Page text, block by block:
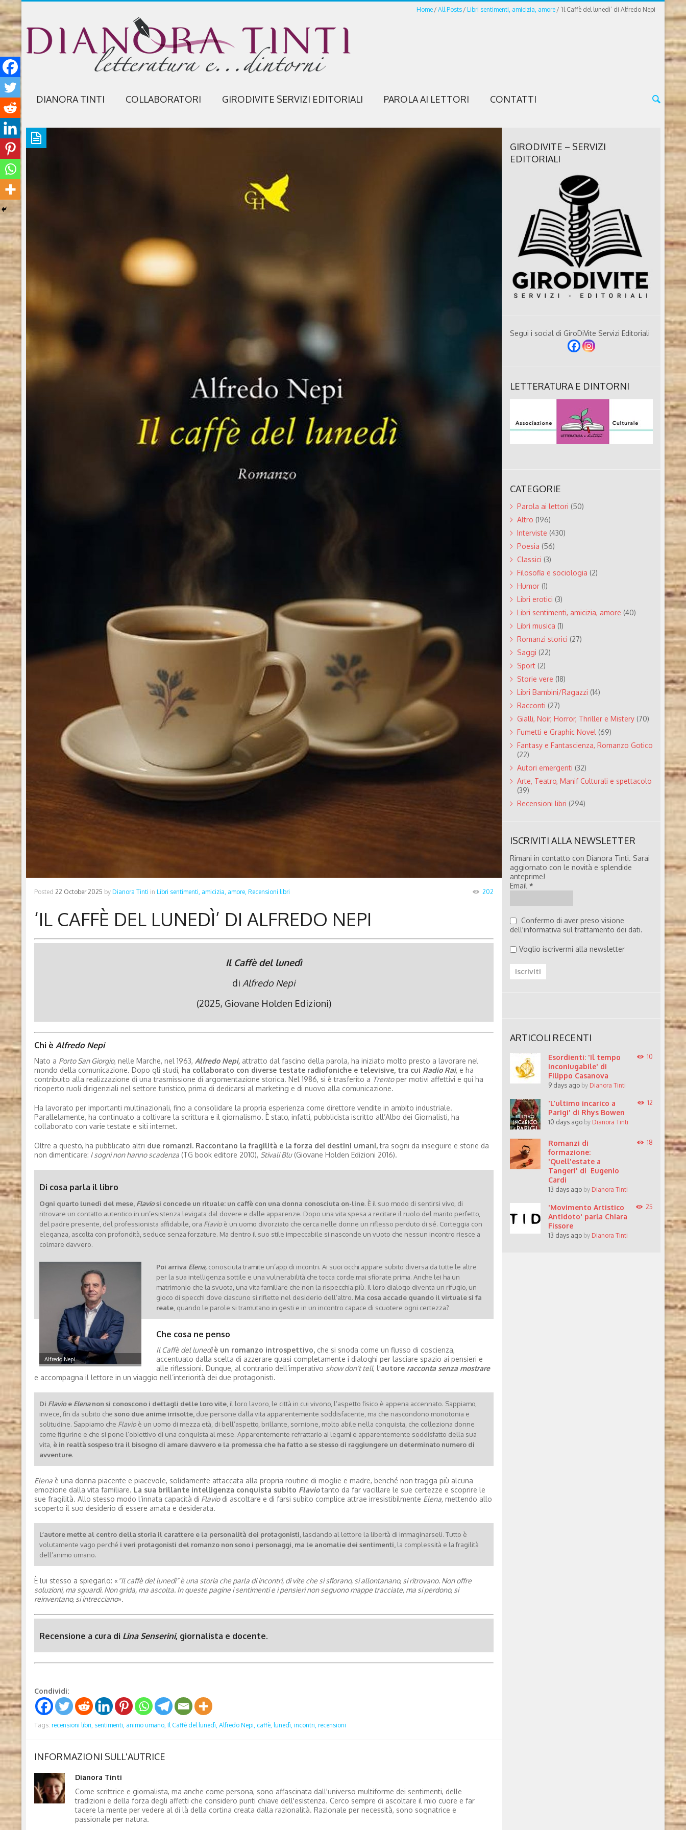
Home All Posts Libri sentimenti, amicizia, amore ‘Il Caffè del lunedì’ di Alfredo Nepi
DIANORA TINTI COLLABORATORI GIRODIVITE SERVIZI EDITORIALI PAROLA AI LETTORI CONTATTI
Posted 22 October 2025 by Dianora Tinti in Libri sentimenti, amicizia, amore, Recensioni libri 202
‘IL CAFFÈ DEL LUNEDÌ’ DI ALFREDO NEPI
Il Caffè del lunedì
di Alfredo Nepi
(2025, Giovane Holden Edizioni)
Chi è Alfredo Nepi
Nato a Porto San Giorgio, nelle Marche, nel 1963, Alfredo Nepi,attratto dal fascino della parola, ha iniziato molto presto a lavorare nel
mondo della comunicazione. Dopo gli studi, ha collaborato con diverse testate radiofoniche e televisive, tra cui Radio Rai, e ha
contribuito alla realizzazione di una trasmissione di argomentazione storica. Nel 1986, si è trasferito a Trentoper motivi affettivi e qui ha
ricoperto ruoli dirigenziali nel settore turistico, prima di dedicarsi al marketing e di nuovo alla comunicazione.
Ha lavorato per importanti multinazionali, fino a consolidare la propria esperienza come direttore vendite in ambito industriale.
Parallelamente, ha continuato a coltivare la scrittura e il giornalismo. È stato, infatti, pubblicista iscritto all’Albo dei Giornalisti, ha
collaborato con varie testate e siti internet.
Oltre a questo, ha pubblicato altri due romanzi. Raccontano la fragilità e la forza dei destini umani,tra sogni da inseguire e storie da
non dimenticare: I sogni non hanno scadenza(TG book editore 2010), Stivali Blu(Giovane Holden Edizioni 2016).
Di cosa parla il libro
Ogni quarto lunedì del mese, Flaviosi concede un rituale: un caffè con una donna conosciuta on-line. È il suo modo di sentirsi vivo, di
ritrovare un contatto autentico in un’esistenza levigata dal dovere e dalle apparenze. Dopo una vita spesa a recitare il ruolo del marito perfetto,
del padre presente, del professionista affidabile, ora Flavioè un uomo divorziato che cerca nelle donne un riflesso perduto di sé. Corteggia con
eleganza, ascolta con profondità, seduce senza forzature. Ma dentro il suo stile impeccabile si nasconde un vuoto che nessun incontro riesce a
colmare davvero.
Alfredo Nepi
Poi arriva Elena, conosciuta tramite un’app di incontri. Ai suoi occhi appare subito diversa da tutte le altre
per la sua intelligenza sottile e una vulnerabilità che tocca corde mai sfiorate prima. Anche lei ha un
matrimonio che la svuota, una vita familiare che non la rispecchia più. Il loro dialogo diventa un rifugio, un
gioco di specchi dove ciascuno si riflette nel desiderio dell’altro. Ma cosa accade quando il virtuale si fa
reale , quando le parole si tramutano in gesti e in un incontro capace di scuotere ogni certezza?
Che cosa ne penso
Il Caffè del lunedìè un romanzo introspettivo, che si snoda come un flusso di coscienza,
accentuato dalla scelta di azzerare quasi completamente i dialoghi per lasciare spazio ai pensieri e
alle riflessioni. Dunque, al contrario dell’imperativo show don’t tell, l’autore racconta senza mostrare
e accompagna il lettore in un viaggio nell’interiorità dei due protagonisti.
Di Flavioe Elenanon si conoscono i dettagli delle loro vite, il loro lavoro, le città in cui vivono, l’aspetto fisico è appena accennato. Sappiamo,
invece, fin da subito che sono due anime irrisolte, due persone dalla vita apparentemente soddisfacente, ma che nascondono monotonia e
solitudine. Sappiamo che Flavioè un uomo di mezza età, di bell’aspetto, brillante, sornione, molto abile nella conquista, che colleziona donne
come figurine e che si pone l’obiettivo di una conquista al mese. Apparentemente refrattario ai legami e apparentemente soddisfatto della sua
vita, è in realtà sospeso tra il bisogno di amare davvero e la promessa che ha fatto a se stesso di raggiungere un determinato numero di
avventure.
Elenaè una donna piacente e piacevole, solidamente attaccata alla propria routine di moglie e madre, benché non tragga più alcuna
emozione dalla vita familiare. La sua brillante intelligenza conquista subito Flaviotanto da far vacillare le sue certezze e scoprire le
sue fragilità. Allo stesso modo l’innata capacità di Flaviodi ascoltare e di farsi subito complice attrae irresistibilmente Elena,mettendo allo
scoperto il suo desiderio di essere amata e desiderata.
L’autore mette al centro della storia il carattere e la personalità dei protagonisti , lasciando al lettore la libertà di immaginarseli. Tutto è
volutamente vago perché i veri protagonisti del romanzo non sono i personaggi, ma le anomalie dei sentimenti, la complessità e la fragilità
dell’animo umano.
È lui stesso a spiegarlo: « “Il caffè del lunedì” è una storia che parla di incontri, di vite che si sfiorano, si allontanano, si ritrovano. Non offre
soluzioni, ma sguardi. Non grida, ma ascolta. In queste pagine i sentimenti e i pensieri non seguono mappe tracciate, ma si perdono, si
reinventano, si intrecciano».
Recensione a cura di Lina Senserini, giornalista e docente.
Condividi:
Tags: recensioni libri, sentimenti, animo umano, Il Caffè del lunedì, Alfredo Nepi, caffè, lunedì, incontri, recensioni
INFORMAZIONI SULL'AUTRICE
Dianora Tinti
Come scrittrice e giornalista, ma anche come persona, sono affascinata dall'universo multiforme dei sentimenti, delle
tradizioni e della forza degli affetti che considero punti chiave dell'esistenza. Cerco sempre di ascoltare il mio cuore e far
tacere la mente per vedere al di là della cortina creata dalla razionalità. Razionale per necessità, sono sognatrice e
passionale per natura.
GIRODIVITE – SERVIZI
EDITORIALI
Segui i social di GiroDiVite Servizi Editoriali
LETTERATURA E DINTORNI
CATEGORIE
Parola ai lettori (50)
Altro (196)
Interviste (430)
Poesia (56)
Classici (3)
Filosofia e sociologia (2)
Humor(1)
Libri erotici (3)
Libri sentimenti, amicizia, amore (40)
Libri musica (1)
Romanzi storici (27)
Saggi (22)
Sport(2)
Storie vere (18)
Libri Bambini/Ragazzi (14)
Racconti (27)
Gialli, Noir, Horror, Thriller e Mistery(70)
Fumetti e Graphic Novel (69)
Fantasy e Fantascienza, Romanzo Gotico
(22)
Autori emergenti (32)
Arte, Teatro, Manif Culturali e spettacolo
(39)
Recensioni libri (294)
ISCRIVITI ALLA NEWSLETTER
Rimani in contatto con Dianora Tinti. Sarai
aggiornato con le novità e splendide
anteprime!
Email *
Confermo di aver preso visione
dell'informativa sul trattamento dei dati.
Voglio iscrivermi alla newsletter
ARTICOLI RECENTI
Esordienti: 'Il tempo
inconiugabile' di
Filippo Casanova
9 days ago by Dianora Tinti
10
'L’ultimo incarico a
Parigi' di Rhys Bowen
10 days ago by Dianora Tinti
12
Romanzi di
formazione:
'Quell'estate a
Tangeri' di Eugenio
Cardi
13 days ago by Dianora Tinti
18
'Movimento Artistico
Antidoto' parla Chiara
Fissore
13 days ago by Dianora Tinti
25